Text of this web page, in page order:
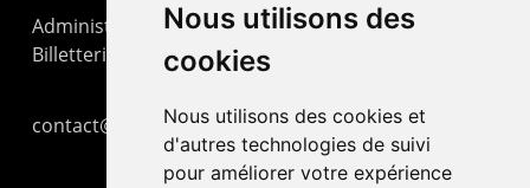
Nous utilisons des
cookies
Nous utilisons des cookies et
d'autres technologies de suivi
pour améliorer votre expérience
Administration : +41 32 725 03 03
Billetterie : +41 32 725 05 05
contact@lepommier.ch